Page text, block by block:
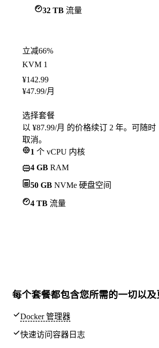
32 TB 流量
立减66%
KVM 1
¥142.99
¥47.99/月
选择套餐
以 ¥87.99/月 的价格续订 2 年。可随时
取消。
1 个 vCPU 内核
4 GB RAM
50 GB NVMe 硬盘空间
4 TB 流量
每个套餐都包含您所需的一切以
Docker 管理器
快速访问容器日志